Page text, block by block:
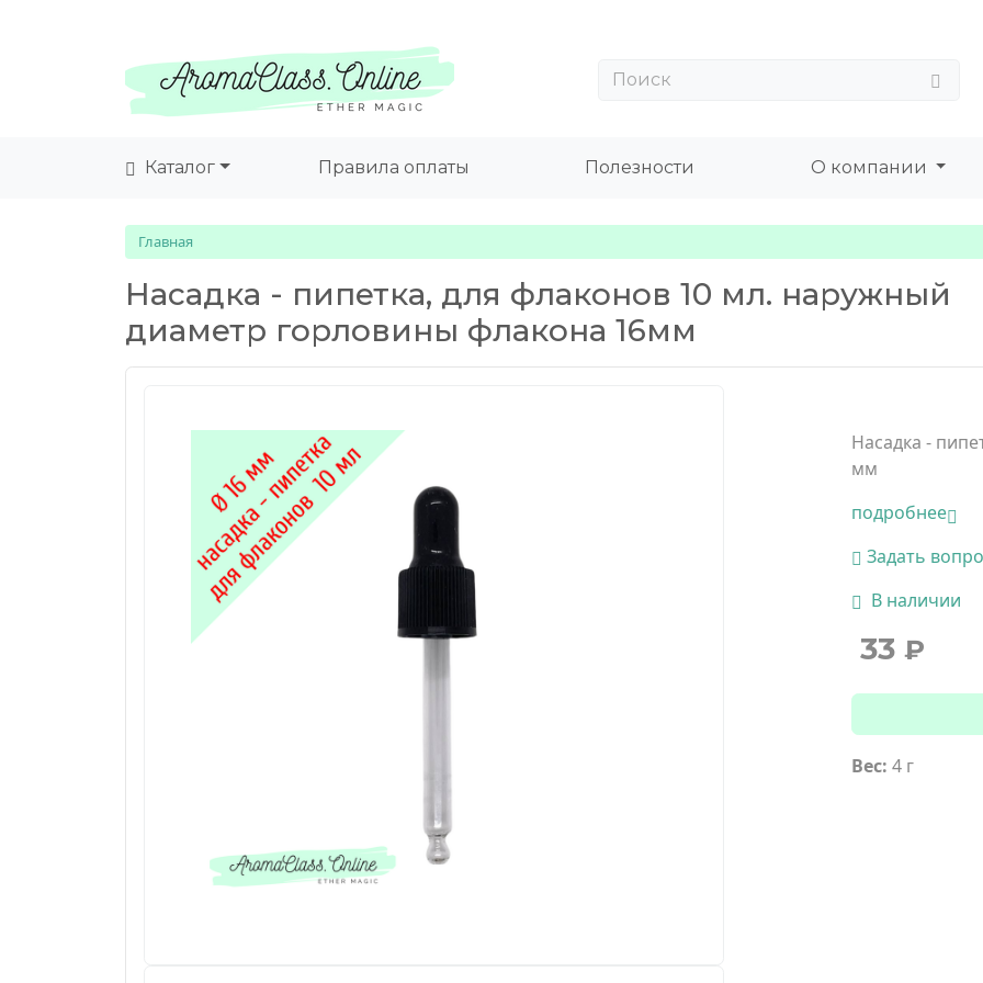
Каталог Правила оплаты Полезности О компании
Главная
Насадка - пипетка, для флаконов 10 мл. наружный
диаметр горловины флакона 16мм
Насадка -
мм
подробнее
Задать
В наличии
33 ₽
Вес:4 г